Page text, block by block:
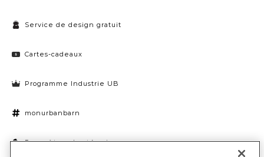
Service de design gratuit
Cartes-cadeaux
Programme Industrie UB
monurbanbarn
Paramètres des témoins